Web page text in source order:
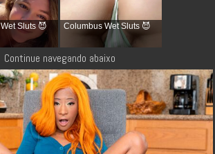
Sluts 😈 Columbus Wet Sluts 😈
Continue navegando abaixo